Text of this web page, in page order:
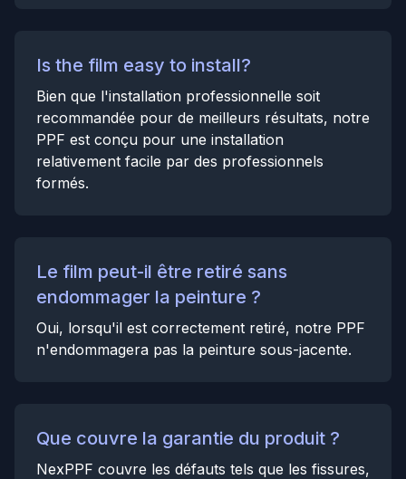
Is the film easy to install?
Bien que l'installation professionnelle soit
recommandée pour de meilleurs résultats, notre
PPF est conçu pour une installation
relativement facile par des professionnels
formés.
Le film peut-il être retiré sans
endommager la peinture ?
Oui, lorsqu'il est correctement retiré, notre PPF
n'endommagera pas la peinture sous-jacente.
Que couvre la garantie du produit ?
NexPPF couvre les défauts tels que les fissures,